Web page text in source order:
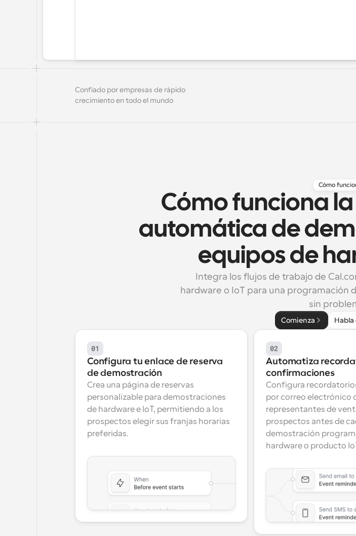
Confiado por empresas de rápido
crecimiento en todo el mundo
Cómo
Cómo funciona
automática de
equipos de
Integra los flujos de trabajo de
hardware o IoT para una programación
sin
Comienza Habla
01
Configura tu enlace de reserva
de demostración
Crea una página de reservas
personalizable para demostraciones
de hardware e IoT, permitiendo a los
prospectos elegir sus franjas horarias
preferidas.
02
Automatiza
confirmaciones
Configura
por correo electrónico
representantes de
prospectos antes de
demostración
hardware o producto